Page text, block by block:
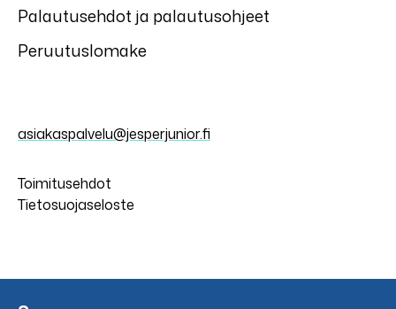
Palautusehdot ja palautusohjeet
Peruutuslomake
asiakaspalvelu@jesperjunior.fi
Toimitusehdot
Tietosuojaseloste